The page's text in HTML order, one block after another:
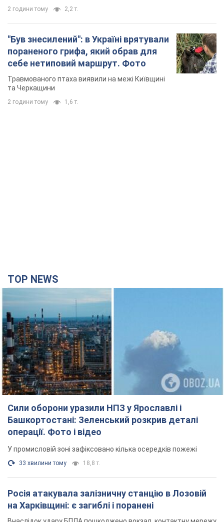
2 години тому 2,2 т.
"Був знесилений": в Україні врятували
пораненого грифа, який обрав для
себе нетиповий маршрут. Фото
Травмованого птаха виявили на межі Київщині
та Черкащини
2 години тому 1,6 т.
TOP NEWS
Сили оборони уразили НПЗ у Ярославлі і
Башкортостані: Зеленський розкрив деталі
операції. Фото і відео
У промисловій зоні зафіксовано кілька осередків пожежі
33 хвилини тому 18,8 т.
Росія атакувала залізничну станцію в Лозовій
на Харківщині: є загиблі і поранені